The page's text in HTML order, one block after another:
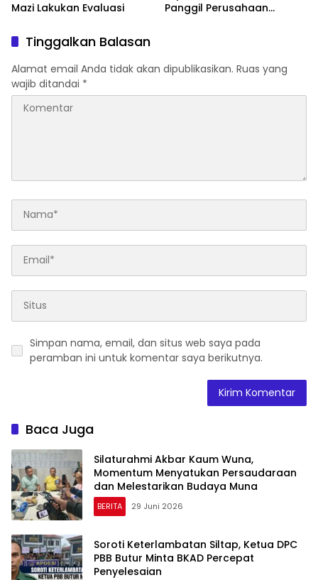
Mazi Lakukan Evaluasi
Panggil Perusahaan
Tinggalkan Balasan
Alamat email Anda tidak akan dipublikasikan. Ruas yang
wajib ditandai *
Simpan nama, email, dan situs web saya pada
peramban ini untuk komentar saya berikutnya.
Baca Juga
Silaturahmi Akbar Kaum Wuna,
Momentum Menyatukan Persaudaraan
dan Melestarikan Budaya Muna
BERITA 29 Juni 2026
Soroti Keterlambatan Siltap, Ketua DPC
PBB Butur Minta BKAD Percepat
Penyelesaian